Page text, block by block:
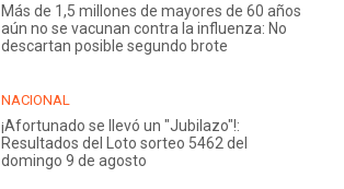
Más de 1,5 millones de mayores de 60 años
aún no se vacunan contra la influenza: No
descartan posible segundo brote
NACIONAL
¡Afortunado se llevó un "Jubilazo"!:
Resultados del Loto sorteo 5462 del
domingo 9 de agosto